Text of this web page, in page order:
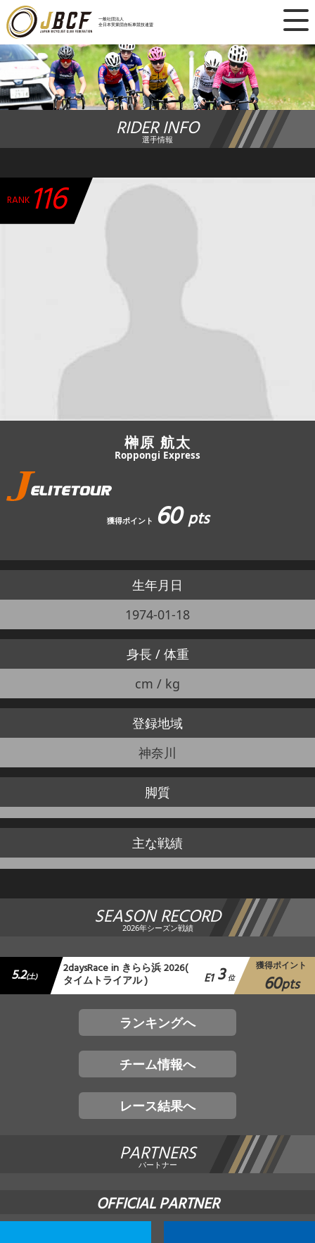
一般社団法人
全日本実業団自転車競技連盟
×
ニュース
レース日程
ランキング
チーム・選手
加盟・登録
エントリー
JBCF ROAD SERIESとは
RIDER INFO
選手情報
RANK 116
榊原 航太
Roppongi Express
獲得ポイント 60pts
生年月日
1974-01-18
身長 / 体重
cm / kg
登録地域
神奈川
脚質
主な戦績
SEASON RECORD
2026年シーズン戦績
5.2(土) 2daysRace in きらら浜 2026(
タイムトライアル ) E1 3 位
獲得ポイント
60pts
ランキングへ
チーム情報へ
レース結果へ
PARTNERS
パートナー
OFFICIAL PARTNER